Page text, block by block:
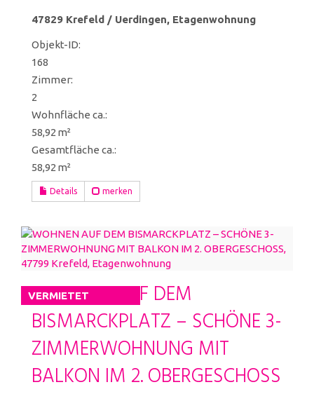
47829 Krefeld / Uerdingen, Etagenwohnung
Objekt-ID:
168
Zimmer:
2
Wohnfläche ca.:
58,92 m²
Gesamtfläche ca.:
58,92 m²
Details merken
VERMIETET
WOHNEN AUF DEM
BISMARCKPLATZ – SCHÖNE 3-
ZIMMERWOHNUNG MIT
BALKON IM 2. OBERGESCHOSS